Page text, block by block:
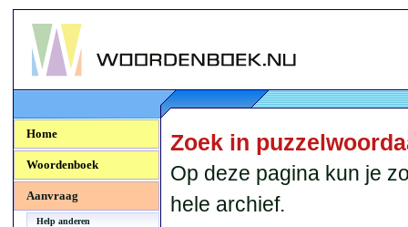
Woordenboek.NU
Home
Woordenboek
Aanvraag
Help anderen
Zoek in
Op deze pagina kun je
hele archief.